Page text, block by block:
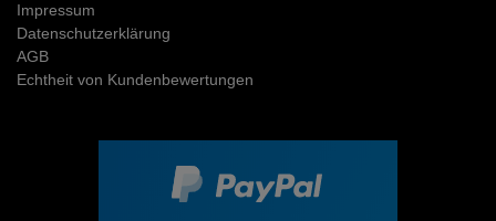
Impressum
Daten­schutz­erklärung
AGB
Echtheit von Kundenbewertungen